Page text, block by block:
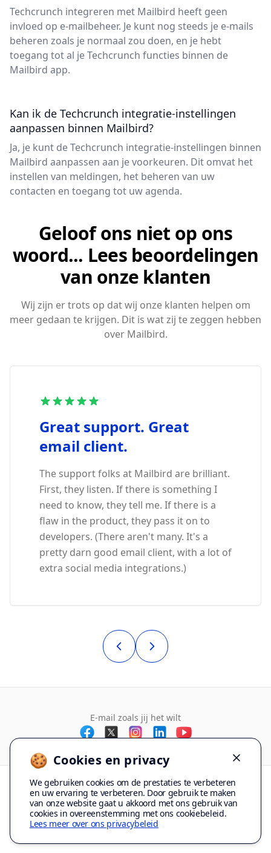
Techcrunch integreren met Mailbird heeft geen
invloed op e-mailbeheer. Je kunt nog steeds je e-mails
beheren zoals je normaal zou doen, en je hebt
toegang tot al je Techcrunch functies binnen de
Mailbird app.
Kan ik de Techcrunch integratie-instellingen
aanpassen binnen Mailbird?
Ja, je kunt de Techcrunch integratie-instellingen binnen
Mailbird aanpassen aan je voorkeuren. Dit omvat het
instellen van meldingen, het beheren van uw
contacten en toegang tot uw agenda.
Geloof ons niet op ons
woord... Lees beoordelingen
van onze klanten
Wij zijn er trots op dat wij onze klanten helpen om
meer gedaan te krijgen. Dit is wat zij te zeggen hebben
over Mailbird.
Great support. Great
email client.
The support folks at Mailbird are brilliant.
First, they listen. If there is something I
need to know, they tell me. If there is a
flaw in the product, they pass it on to
developers. (There aren't many. It's a
pretty darn good email client, with a lot of
extra social media integrations.)
E-mail zoals jij het wilt
© Copyright 2012-2026 Mailbird ™ Alle rechten voorbehouden.
Algemene voorwaarden Privacybeleid Sitemap
Logos from clearbit.com
Gemaakt met
Dismiss
🍪 Cookies en privacy
We gebruiken cookies om de prestaties te verbeteren
en uw ervaring te verbeteren. Door gebruik te maken
van onze website gaat u akkoord met ons gebruik van
cookies in overeenstemming met ons cookiebeleid.
Lees meer over ons privacybeleid